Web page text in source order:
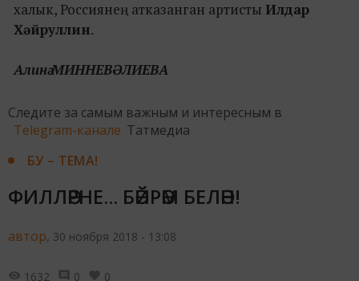
халык, Россиянең атказанган артисты Илдар
Хәйруллин.
Алинә МИННЕВӘЛИЕВА
Следите за самым важным и интересным в
Telegram-канале Татмедиа
БУ – ТЕМА!
ФИЛЛӘРНЕ... БӘЙРӘМ БЕЛӘН!
автор, 30 ноября 2018 - 13:08
1632 0 0